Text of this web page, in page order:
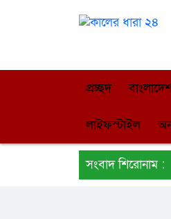
প্রচ্ছদ
লাইফস্টাইল
সংবাদ শিরোনাম :